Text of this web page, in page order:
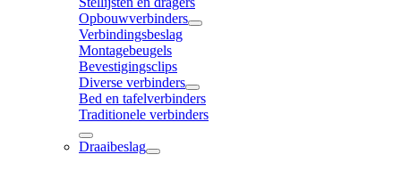
Opbouwverbinders
Verbindingsbeslag
Montagebeugels
Bevestigingsclips
Diverse verbinders
Bed en tafelverbinders
Traditionele verbinders
Draaibeslag